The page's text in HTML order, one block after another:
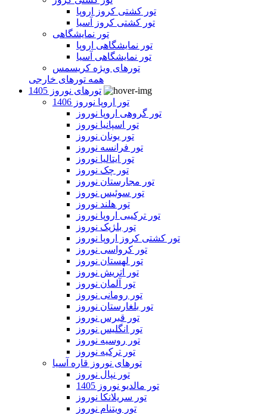
تور کشتی کروز اروپا
تور کشتی کروز آسیا
تور نمایشگاهی
تور نمایشگاهی اروپا
تور نمایشگاهی آسیا
تورهای ویژه کریسمس
همه تورهای خارجی
تورهای نوروز 1405
تور اروپا نوروز 1406
تور گروهی اروپا نوروز
تور اسپانیا نوروز
تور یونان نوروز
تور فرانسه نوروز
تور ایتالیا نوروز
تور چک نوروز
تور مجارستان نوروز
تور سوئیس نوروز
تور هلند نوروز
تور ترکیبی اروپا نوروز
تور بلژیک نوروز
تور کشتی کروز اروپا نوروز
تور کرواسی نوروز
تور لهستان نوروز
تور اتریش نوروز
تور آلمان نوروز
تور رومانی نوروز
تور بلغارستان نوروز
تور قبرس نوروز
تور انگلیس نوروز
تور روسیه نوروز
تور ترکیه نوروز
تورهای نوروز قاره آسیا
تور نپال نوروز
تور مالدیو نوروز 1405
تور سریلانکا نوروز
تور ویتنام نوروز